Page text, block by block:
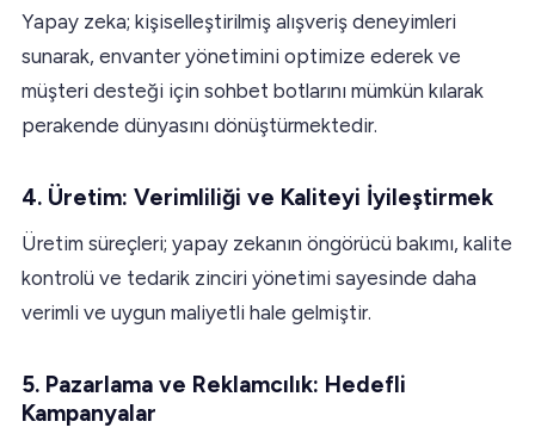
Yapay zeka; kişiselleştirilmiş alışveriş deneyimleri
sunarak, envanter yönetimini optimize ederek ve
müşteri desteği için sohbet botlarını mümkün kılarak
perakende dünyasını dönüştürmektedir.
4. Üretim: Verimliliği ve Kaliteyi İyileştirmek
Üretim süreçleri; yapay zekanın öngörücü bakımı, kalite
kontrolü ve tedarik zinciri yönetimi sayesinde daha
verimli ve uygun maliyetli hale gelmiştir.
5. Pazarlama ve Reklamcılık: Hedefli
Kampanyalar